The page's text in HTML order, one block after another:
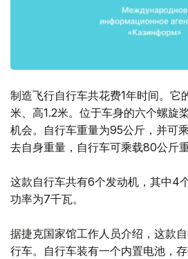
制造飞行自行车共花费1年时间。它
米、高1.2米。位于车身的六个螺旋
机会。自行车重量为95公斤，并可
去自身重量，自行车可乘载80公斤重
这款自行车共有6个发动机，其中4
功率为7千瓦。
据捷克国家馆工作人员介绍，这款
行车。自行车装有一个内置电池，